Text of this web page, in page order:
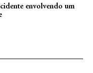
envolvendo um